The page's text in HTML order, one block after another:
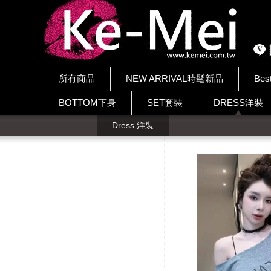
所有商品 NEW ARRIVAL時髦新品
BOTTOM下身 SET套裝 DRESS洋裝
Dress 洋裝